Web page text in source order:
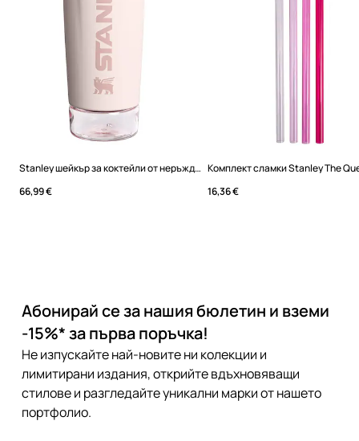
Stanley шейкър за коктейли от неръждаема стомана Vitalize™ Shaker 0,59l
66,99 €
16,36 €
Абонирай се за нашия бюлетин и вземи
-15%* за първа поръчка!
Не изпускайте най-новите ни колекции и
лимитирани издания, открийте вдъхновяващи
стилове и разгледайте уникални марки от нашето
портфолио.